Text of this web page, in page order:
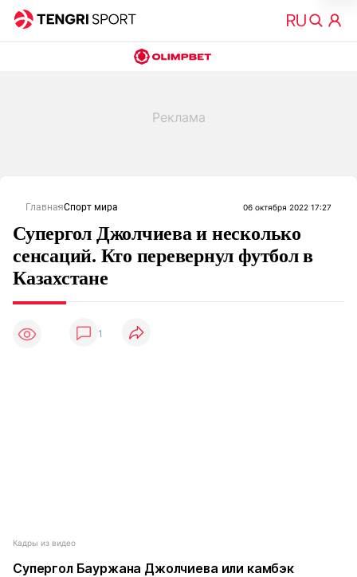
ГлавнаяСпорт мира 06 октября 2022 17:27
Супергол Джолчиева и несколько
сенсаций. Кто перевернул футбол в
Казахстане
1
Кадры из видео
Супергол Бауржана Джолчиева или камбэк